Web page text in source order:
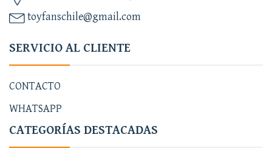
toyfanschile@gmail.com
SERVICIO AL CLIENTE
CONTACTO
WHATSAPP
CATEGORÍAS DESTACADAS